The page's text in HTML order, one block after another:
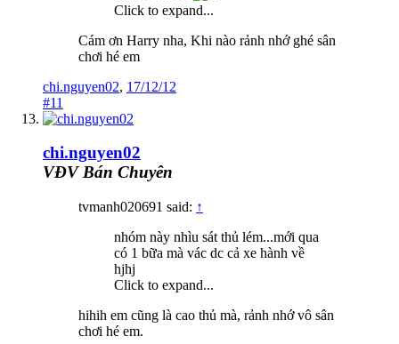
Click to expand...
Cám ơn Harry nha, Khi nào rảnh nhớ ghé sân
chơi hé em
chi.nguyen02, 17/12/12
#11
chi.nguyen02
VĐV Bán Chuyên
tvmanh020691 said: ↑
nhóm này nhìu sát thủ lém...mới qua
có 1 bữa mà vác dc cả xe hành về
hjhj
Click to expand...
hihih em cũng là cao thủ mà, rảnh nhớ vô sân
chơi hé em.